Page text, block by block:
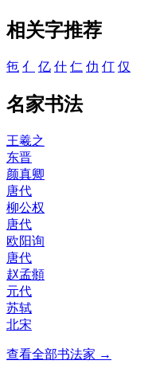
相关字推荐
㐌 亻 亿 什 仁 仂 仃 仅
名家书法
王羲之
东晋
颜真卿
唐代
柳公权
唐代
欧阳询
唐代
赵孟頫
元代
苏轼
北宋
查看全部书法家 →